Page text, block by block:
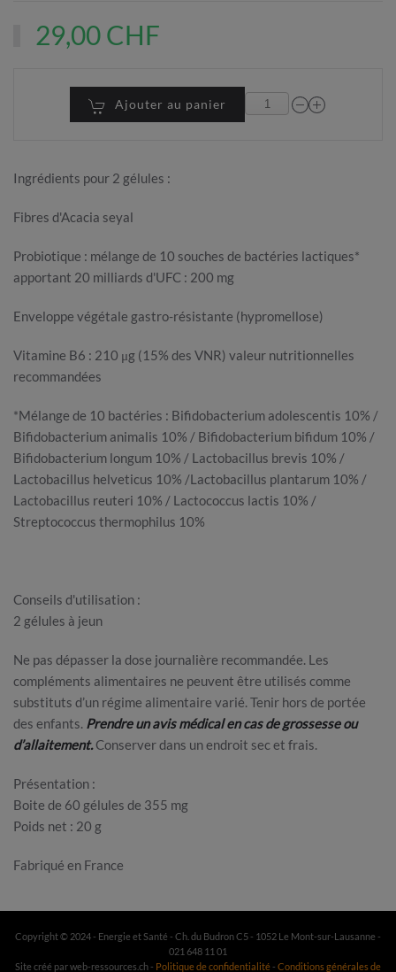
29,00 CHF
Ajouter au panier
Ingrédients pour 2 gélules :
Fibres d'Acacia seyal
Probiotique : mélange de 10 souches de bactéries lactiques*
apportant 20 milliards d'UFC : 200 mg
Enveloppe végétale gastro-résistante (hypromellose)
Vitamine B6 : 210 μg (15% des VNR) valeur nutritionnelles
recommandées
*Mélange de 10 bactéries : Bifidobacterium adolescentis 10% /
Bifidobacterium animalis 10% / Bifidobacterium bifidum 10% /
Bifidobacterium longum 10% / Lactobacillus brevis 10% /
Lactobacillus helveticus 10% /Lactobacillus plantarum 10% /
Lactobacillus reuteri 10% / Lactococcus lactis 10% /
Streptococcus thermophilus 10%
Conseils d'utilisation :
2 gélules à jeun
Ne pas dépasser la dose journalière recommandée. Les
compléments alimentaires ne peuvent être utilisés comme
substituts d’un régime alimentaire varié. Tenir hors de portée
des enfants. Prendre un avis médical en cas de grossesse ou
d’allaitement. Conserver dans un endroit sec et frais.
Présentation :
Boite de 60 gélules de 355 mg
Poids net : 20 g
Fabriqué en France
Copyright © 2024 - Energie et Santé - Ch. du Budron C5 - 1052 Le Mont-sur-Lausanne -
021 648 11 01
Site créé par web-ressources.ch - Politique de confidentialité- Conditions générales de